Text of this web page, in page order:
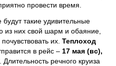
провести время.
такие удивительные
из них свой шарм и обаяние,
их. Теплоход
в рейс – 17 мая (вс),
. Длительность речного круиза